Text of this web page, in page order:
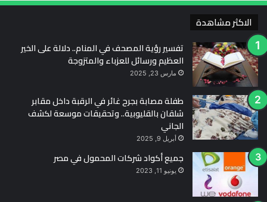
الاكثر مشاهدة
تفسير رؤية المصحف في المنام.. دلالة على الخير
العظيم ورسائل للعزباء والمتزوجة
مارس 23, 2025
طفلة مصابة بجرح غائر في الرقبة داخل مقابر
شلقان بالقليوبية.. وتحقيقات موسعة لكشف
الجاني
أبريل 9, 2025
جميع أكواد شركات المحمول في مصر
يونيو 11, 2023